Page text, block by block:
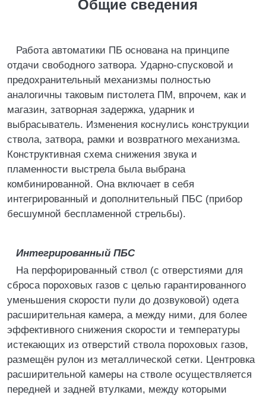
Общие сведения
Работа автоматики ПБ основана на принципе
отдачи свободного затвора. Ударно-спусковой и
предохранительный механизмы полностью
аналогичны таковым пистолета ПМ, впрочем, как и
магазин, затворная задержка, ударник и
выбрасыватель. Изменения коснулись конструкции
ствола, затвора, рамки и возвратного механизма.
Конструктивная схема снижения звука и
пламенности выстрела была выбрана
комбинированной. Она включает в себя
интегрированный и дополнительный ПБС (прибор
бесшумной беспламенной стрельбы).
Интегрированный ПБС
На перфорированный ствол (с отверстиями для
сброса пороховых газов с целью гарантированного
уменьшения скорости пули до дозвуковой) одета
расширительная камера, а между ними, для более
эффективного снижения скорости и температуры
истекающих из отверстий ствола пороховых газов,
размещён рулон из металлической сетки. Центровка
расширительной камеры на стволе осуществляется
передней и задней втулками, между которыми